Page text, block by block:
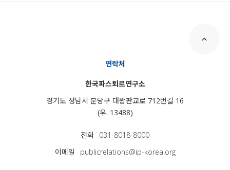
연락처
한국파스퇴르연구소
경기도 성남시 분당구 대왕판교로 712번길 16
(우. 13488)
전화 031-8018-8000
이메일
publicrelations@ip-korea.org